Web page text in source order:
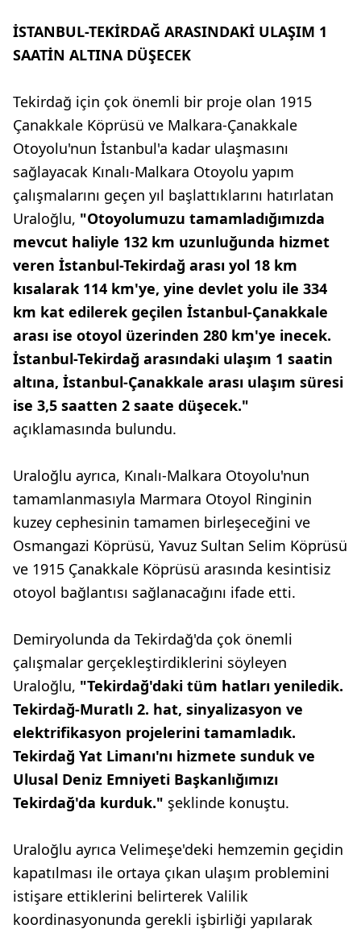
İSTANBUL-TEKİRDAĞ ARASINDAKİ ULAŞIM 1
SAATİN ALTINA DÜŞECEK
Tekirdağ için çok önemli bir proje olan 1915
Çanakkale Köprüsü ve Malkara-Çanakkale
Otoyolu'nun İstanbul'a kadar ulaşmasını
sağlayacak Kınalı-Malkara Otoyolu yapım
çalışmalarını geçen yıl başlattıklarını hatırlatan
Uraloğlu, "Otoyolumuzu tamamladığımızda
mevcut haliyle 132 km uzunluğunda hizmet
veren İstanbul-Tekirdağ arası yol 18 km
kısalarak 114 km'ye, yine devlet yolu ile 334
km kat edilerek geçilen İstanbul-Çanakkale
arası ise otoyol üzerinden 280 km'ye inecek.
İstanbul-Tekirdağ arasındaki ulaşım 1 saatin
altına, İstanbul-Çanakkale arası ulaşım süresi
ise 3,5 saatten 2 saate düşecek."
açıklamasında bulundu.
Uraloğlu ayrıca, Kınalı-Malkara Otoyolu'nun
tamamlanmasıyla Marmara Otoyol Ringinin
kuzey cephesinin tamamen birleşeceğini ve
Osmangazi Köprüsü, Yavuz Sultan Selim Köprüsü
ve 1915 Çanakkale Köprüsü arasında kesintisiz
otoyol bağlantısı sağlanacağını ifade etti.
Demiryolunda da Tekirdağ'da çok önemli
çalışmalar gerçekleştirdiklerini söyleyen
Uraloğlu, "Tekirdağ'daki tüm hatları yeniledik.
Tekirdağ-Muratlı 2. hat, sinyalizasyon ve
elektrifikasyon projelerini tamamladık.
Tekirdağ Yat Limanı'nı hizmete sunduk ve
Ulusal Deniz Emniyeti Başkanlığımızı
Tekirdağ'da kurduk." şeklinde konuştu.
Uraloğlu ayrıca Velimeşe'deki hemzemin geçidin
kapatılması ile ortaya çıkan ulaşım problemini
istişare ettiklerini belirterek Valilik
koordinasyonunda gerekli işbirliği yapılarak